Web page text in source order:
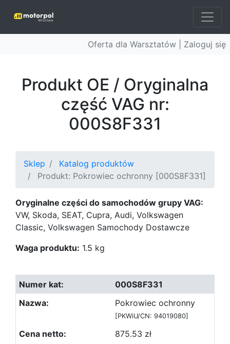
Oferta dla Warsztatów | Zaloguj się
Produkt OE / Oryginalna
część VAG nr:
000S8F331
Sklep
Katalog produktów
Produkt: Pokrowiec ochronny [000S8F331]
Oryginalne części do samochodów grupy VAG:
VW, Skoda, SEAT, Cupra, Audi, Volkswagen
Classic, Volkswagen Samochody Dostawcze
Waga produktu: 1.5 kg
000S8F331
Pokrowiec ochronny
[PKWiU/CN: 94019080]
875.53 zł